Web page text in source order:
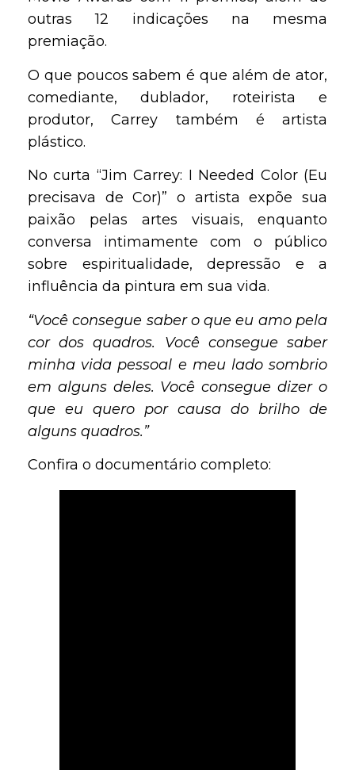
outras 12 indicações na mesma
premiação.
O que poucos sabem é que além de ator,
comediante, dublador, roteirista e
produtor, Carrey também é artista
plástico.
No curta “Jim Carrey: I Needed Color (Eu
precisava de Cor)” o artista expõe sua
paixão pelas artes visuais, enquanto
conversa intimamente com o público
sobre espiritualidade, depressão e a
influência da pintura em sua vida.
“Você consegue saber o que eu amo pela
cor dos quadros. Você consegue saber
minha vida pessoal e meu lado sombrio
em alguns deles. Você consegue dizer o
que eu quero por causa do brilho de
alguns quadros.”
Confira o documentário completo: